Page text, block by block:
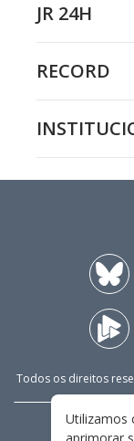
JR 24H
RECORD
Todos os direitos
Utilizamos